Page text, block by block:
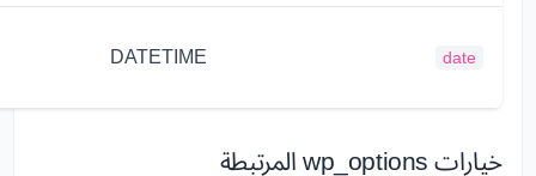
date
DATETIME
خيارات wp_options المرتبطة